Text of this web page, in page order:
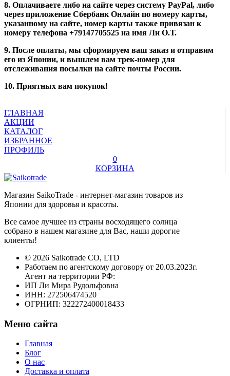
8. Оплачиваете либо на сайте через систему PayPal, либо
через приложение Сбербанк Онлайн по номеру карты,
указанному на сайте, номер карты также привязан к
номеру телефона +79147705525 на имя Ли О.Т.
9. После оплаты, мы сформируем ваш заказ и отправим
его из Японии, и вышлем вам трек-номер для
отслеживания посылки на сайте почты России.
10. Приятных вам покупок!
ГЛАВНАЯ
АКЦИИ
КАТАЛОГ
ИЗБРАННОЕ
ПРОФИЛЬ
0
КОРЗИНА
Магазин SaikoTrade - интернет-магазин товаров из
Японии для здоровья и красоты.
Все самое лучшее из страны восходящего солнца
собрано в нашем магазине для Вас, наши дорогие
клиенты!
© 2026 Saikotrade CO, LTD
Работаем по агентскому договору от 20.03.2023г.
Агент на территории РФ:
ИП Ли Мира Рудольфовна
ИНН: 272506474520
ОГРНИП: 322272400018433
Меню сайта
Главная
Блог
О нас
Доставка и оплата